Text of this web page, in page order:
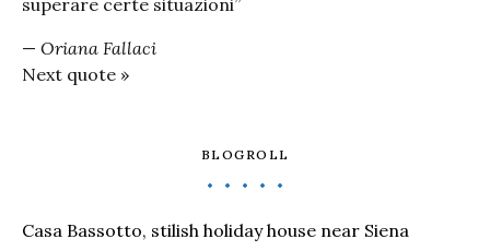
superare certe situazioni”
— Oriana Fallaci
Next quote »
BLOGROLL
Casa Bassotto, stilish holiday house near Siena